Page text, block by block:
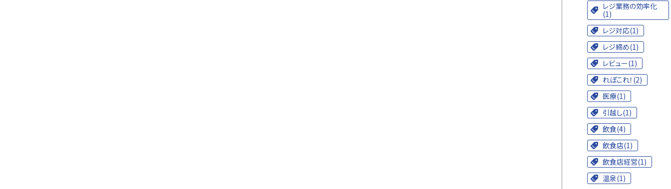
レジ業務の効率化
(1)
レジ対応(1)
レジ締め(1)
レビュー(1)
れぽこれ！(2)
医療(1)
引越し(1)
飲食(4)
飲食店(1)
飲食店経営(1)
温泉(1)